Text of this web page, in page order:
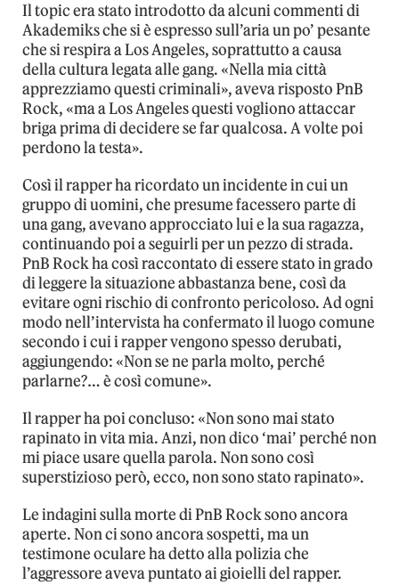
Il topic era stato introdotto da alcuni commenti di
Akademiks che si è espresso sull’aria un po’ pesante
che si respira a Los Angeles, soprattutto a causa
della cultura legata alle gang. «Nella mia città
apprezziamo questi criminali», aveva risposto PnB
Rock, «ma a Los Angeles questi vogliono attaccar
briga prima di decidere se far qualcosa. A volte poi
perdono la testa».
Così il rapper ha ricordato un incidente in cui un
gruppo di uomini, che presume facessero parte di
una gang, avevano approcciato lui e la sua ragazza,
continuando poi a seguirli per un pezzo di strada.
PnB Rock ha così raccontato di essere stato in grado
di leggere la situazione abbastanza bene, così da
evitare ogni rischio di confronto pericoloso. Ad ogni
modo nell’intervista ha confermato il luogo comune
secondo i cui i rapper vengono spesso derubati,
aggiungendo: «Non se ne parla molto, perché
parlarne?… è così comune».
Il rapper ha poi concluso: «Non sono mai stato
rapinato in vita mia. Anzi, non dico ‘mai’ perché non
mi piace usare quella parola. Non sono così
superstizioso però, ecco, non sono stato rapinato».
Le indagini sulla morte di PnB Rock sono ancora
aperte. Non ci sono ancora sospetti, ma un
testimone oculare ha detto alla polizia che
l’aggressore aveva puntato ai gioielli del rapper.